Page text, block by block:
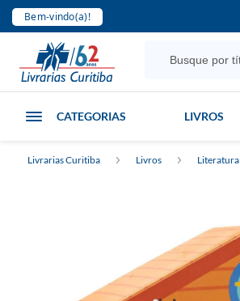
Bem-vindo(a)!
CATEGORIAS LIVROS
Livrarias Curitiba Livros Literatura